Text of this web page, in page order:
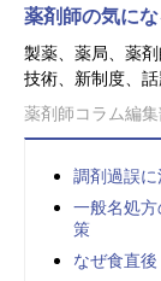
薬剤師の気に
製薬、薬局、薬
技術、新制度、
薬剤師コラム編集
調剤過誤
一般名処
策
なぜ食直